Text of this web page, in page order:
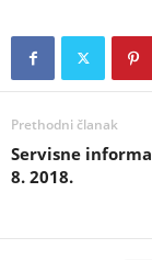
Prethodni članak
Servisne
8. 2018.